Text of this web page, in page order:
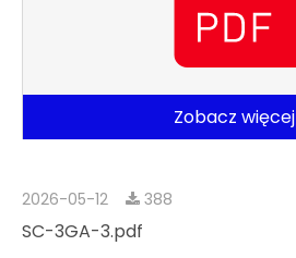
Zobacz więcej
2026-05-12 388
SC-3GA-3.pdf